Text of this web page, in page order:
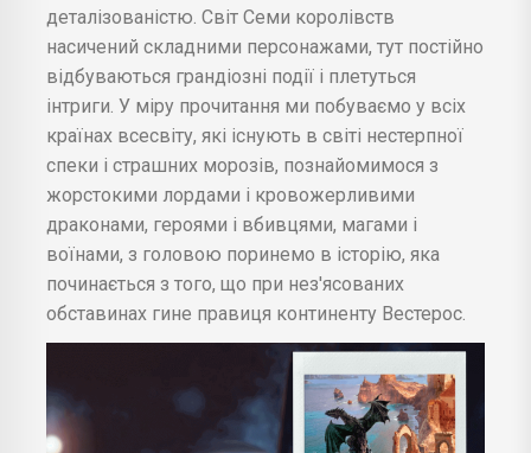
деталізованістю. Світ Семи королівств
насичений складними персонажами, тут постійно
відбуваються грандіозні події і плетуться
інтриги. У міру прочитання ми побуваємо у всіх
країнах всесвіту, які існують в світі нестерпної
спеки і страшних морозів, познайомимося з
жорстокими лордами і кровожерливими
драконами, героями і вбивцями, магами і
воїнами, з головою поринемо в історію, яка
починається з того, що при нез'ясованих
обставинах гине правиця континенту Вестерос.